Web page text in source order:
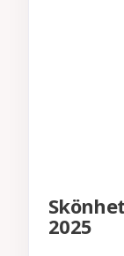
2025